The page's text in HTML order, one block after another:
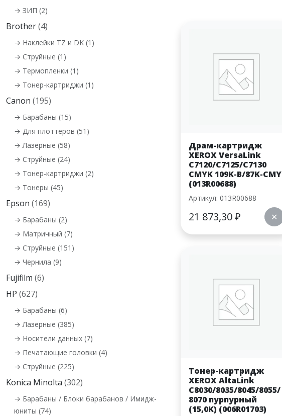
→ ЗИП (2)
Brother(4)
→ Наклейки TZ и DK (1)
→ Струйные (1)
→ Термопленки (1)
→ Тонер-картриджи (1)
Canon (195)
→ Барабаны (15)
→ Для плоттеров (51)
→ Лазерные (58)
→ Струйные (24)
→ Тонер-картриджи (2)
→ Тонеры (45)
Epson (169)
→ Барабаны (2)
→ Матричный (7)
→ Струйные (151)
→ Чернила (9)
Fujifilm (6)
HP (627)
→ Барабаны (6)
→ Лазерные (385)
→ Носители данных (7)
→ Печатающие головки (4)
→ Струйные (225)
Konica Minolta (302)
→ Барабаны / Блоки барабанов / Имидж-
юниты (74)
Драм-картридж
XEROX VersaLink
C7120/C7125/C7130
CMYK 109K-B/87K-CMY
(013R00688)
Артикул: 013R00688
21 873,30₽ ✕
Тонер-картридж
XEROX AltaLink
C8030/8035/8045/8055/
8070 пурпурный
(15,0K) (006R01703)